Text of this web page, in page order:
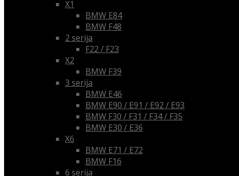
X1
BMW E84
BMW F48
2 serija
F22 / F23
X2
BMW F39
3 serija
BMW E46
BMW E90 / E91 / E92 / E93
BMW F30 / F31 / F34 / F35
BMW E30 / E36
X6
BMW E71 / E72
BMW F16
6 serija